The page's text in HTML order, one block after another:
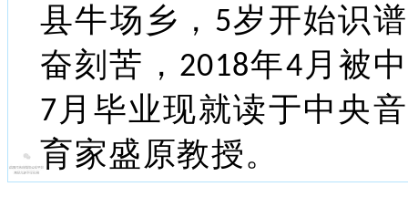
县牛场乡， 5岁开始识
奋刻苦， 2018年4 月被
7 月毕业现就读于中央
育家盛原教授。